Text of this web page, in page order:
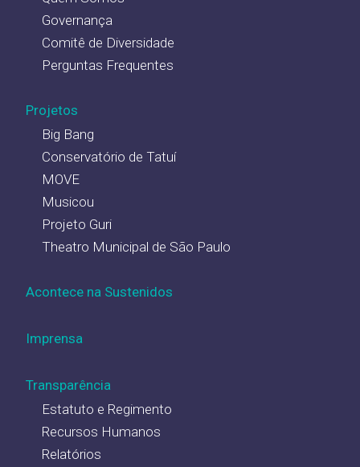
Governança
Comitê de Diversidade
Perguntas Frequentes
Projetos
Big Bang
Conservatório de Tatuí
MOVE
Musicou
Projeto Guri
Theatro Municipal de São Paulo
Acontece na Sustenidos
Imprensa
Transparência
Estatuto e Regimento
Recursos Humanos
Relatórios